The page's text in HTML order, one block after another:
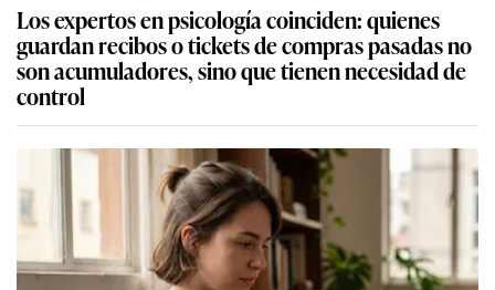
Los expertos en psicología coinciden: quienes
guardan recibos o tickets de compras pasadas no
son acumuladores, sino que tienen necesidad de
control